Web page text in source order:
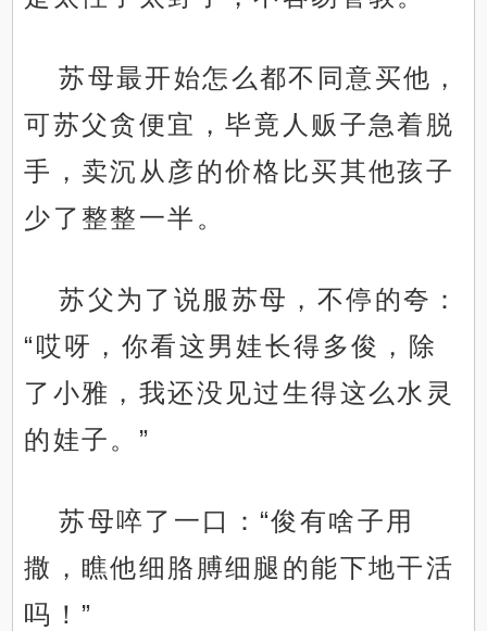
苏母最开始怎么都不同意买他，
可苏父贪便宜，毕竟人贩子急着脱
手，卖沉从彦的价格比买其他孩子
少了整整一半。
苏父为了说服苏母，不停的夸：
“哎呀，你看这男娃长得多俊，除
了小雅，我还没见过生得这么水灵
的娃子。”
苏母啐了一口：“俊有啥子用
撒，瞧他细胳膊细腿的能下地干活
吗！”